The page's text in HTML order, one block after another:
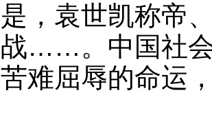
是，袁世凯称帝
战……。中国社会
苦难屈辱的命运